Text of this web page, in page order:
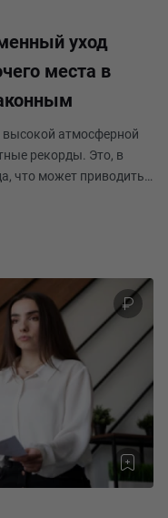
уход
места в
высокой атмосферной
рекорды. Это, в
что может приводить